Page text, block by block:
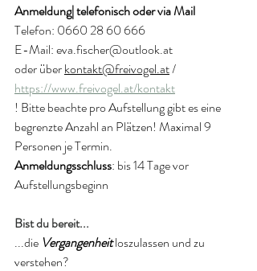
Anmeldung| telefonisch oder via Mail
Telefon: 0660 28 60 666
E-Mail: eva.fischer@outlook.at
oder über kontakt@freivogel.at /
https://www.freivogel.at/kontakt
! Bitte beachte pro Aufstellung gibt es eine
begrenzte Anzahl an Plätzen! Maximal 9
Personen je Termin.
Anmeldungsschluss: bis 14 Tage vor
Aufstellungsbeginn
Bist du bereit...
...die Vergangenheit loszulassen und zu
verstehen?